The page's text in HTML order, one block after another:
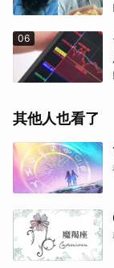
06
其他人也看了